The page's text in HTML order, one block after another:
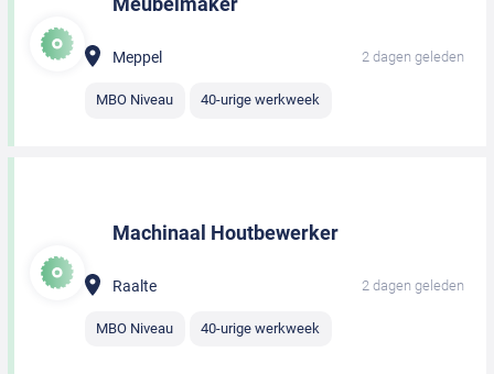
Meppel 2 dagen geleden
MBO Niveau 40-urige werkweek
Machinaal Houtbewerker
Raalte 2 dagen geleden
MBO Niveau 40-urige werkweek